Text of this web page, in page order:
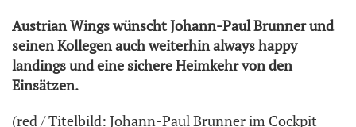
Austrian Wings wünscht Johann-Paul Brunner und
seinen Kollegen auch weiterhin always happy
landings und eine sichere Heimkehr von den
Einsätzen.
(red / Titelbild: Johann-Paul Brunner im Cockpit